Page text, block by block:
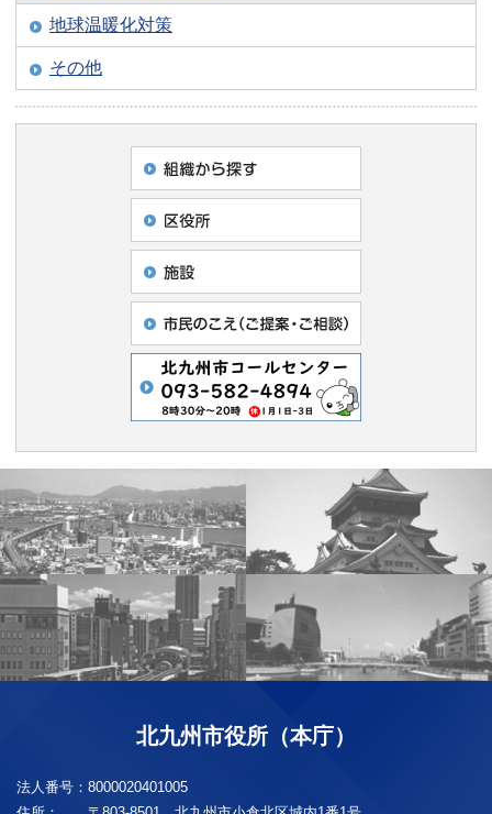
地球温暖化対策
その他
北九州市役所（本庁）
法人番号： 8000020401005